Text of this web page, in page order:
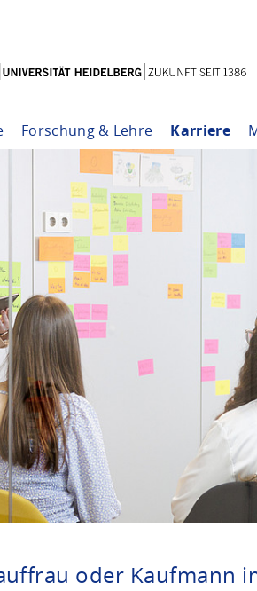
Forschung & Lehre Karriere
oder Kaufmann